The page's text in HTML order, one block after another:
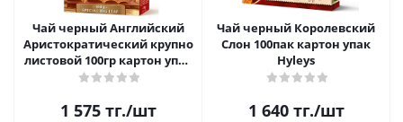
Чай черный Английский
Аристократический крупно
листовой 100гр картон упак
Hyleys
1 575тг./шт
Чай черный Королевский
Слон 100пак картон упак
Hyleys
1 640тг./шт